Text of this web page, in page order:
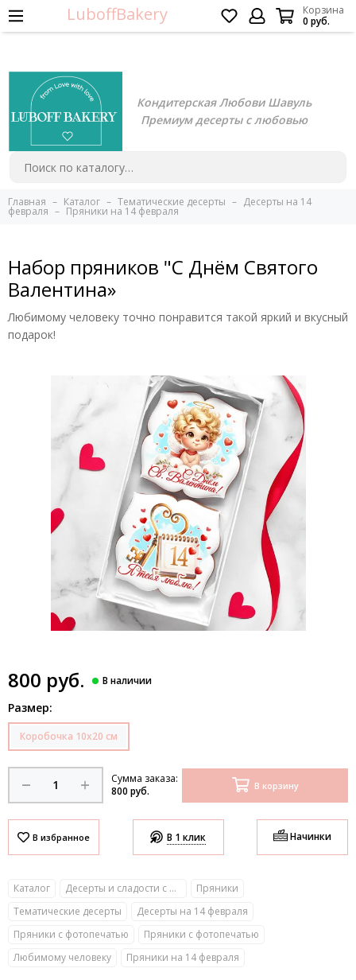
Кондитерская Любови Шавуль
Премиум десерты с любовью
LuboffBakery
Корзина
0 руб.
Главная Каталог Тематические десерты Десерты на 14
февраля Пряники на 14 февраля
Набор пряников "С Днём Святого
Валентина»
Любимому человеку точно понравится такой яркий и вкусный
подарок!
800 руб.
Размер:
Коробочка 10х20 см
Сумма заказа:
800 руб.
В корзину
В 1 клик Начинки
Каталог Десерты и сладости с фото
Пряники
Тематические десерты
Десерты на 14 февраля
Пряники с фотопечатью
Пряники с фотопечатью
Любимому человеку
Пряники на 14 февраля